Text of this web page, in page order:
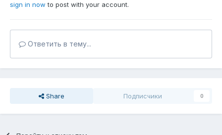
sign in now to post with your account.
Ответить в тему...
Share Подписчики 0